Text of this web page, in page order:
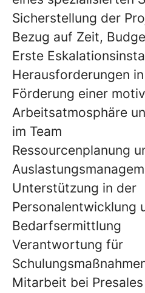
Sicherstellung der
Bezug auf Zeit,
Erste
Herausforderungen
Förderung einer
Arbeitsatmosphäre
im Team
Ressourcenplanung
Unterstützung in der
Personalentwicklung
Bedarfsermittlung
Verantwortung für
Mitarbeit bei